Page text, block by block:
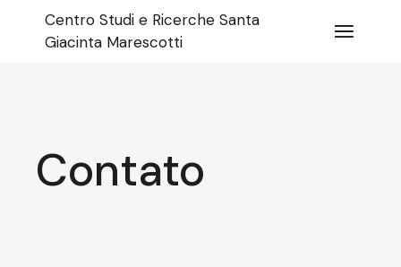
conteúdo
Centro Studi e Ricerche Santa
Giacinta Marescotti
Contato